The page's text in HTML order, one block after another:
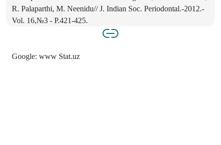
R. Palaparthi, M. Neenidu// J. Indian Soc. Periodontal.-2012.-
Vol. 16,№3 - P.421-425.
Google: www Stat.uz